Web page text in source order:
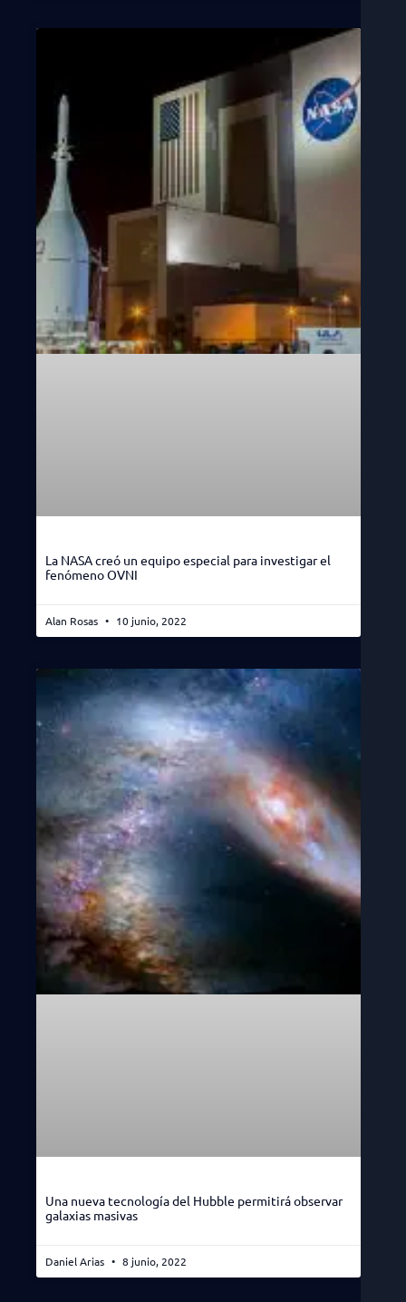
La NASA creó un equipo especial para investigar el
fenómeno OVNI
Alan Rosas 10 junio, 2022
Una nueva tecnología del Hubble permitirá observar
galaxias masivas
Daniel Arias 8 junio, 2022